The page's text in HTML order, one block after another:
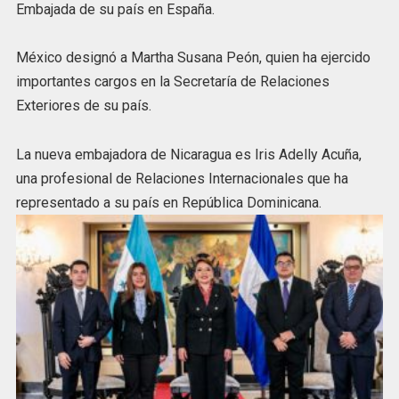
Embajada de su país en España.
México designó a Martha Susana Peón, quien ha ejercido
importantes cargos en la Secretaría de Relaciones
Exteriores de su país.
La nueva embajadora de Nicaragua es Iris Adelly Acuña,
una profesional de Relaciones Internacionales que ha
representado a su país en República Dominicana.